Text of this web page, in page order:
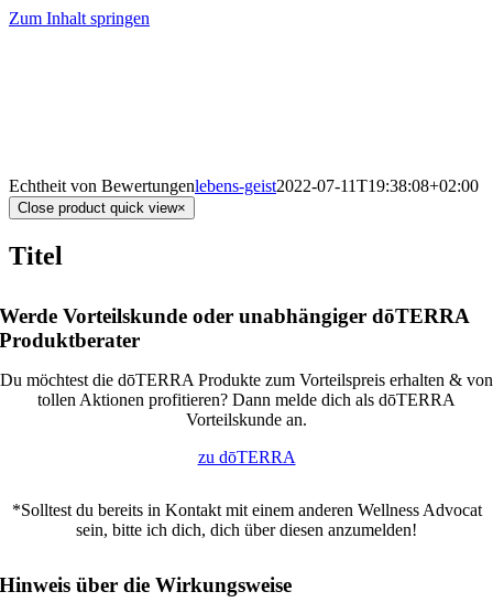
Zum Inhalt springen
Echtheit von Bewertungenlebens-geist2022-07-11T19:38:08+02:00
Close product quick view×
Titel
Werde Vorteilskunde oder unabhängiger dōTERRA
Produktberater
Du möchtest die dōTERRA Produkte zum Vorteilspreis erhalten & von
tollen Aktionen profitieren? Dann melde dich als dōTERRA
Vorteilskunde an.
zu dōTERRA
*Solltest du bereits in Kontakt mit einem anderen Wellness Advocat
sein, bitte ich dich, dich über diesen anzumelden!
Hinweis über die Wirkungsweise